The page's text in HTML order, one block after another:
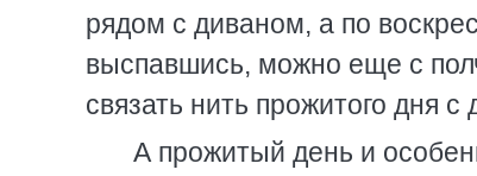
рядом с диваном, а по
выспавшись, можно еще с
связать нить прожитого дня
А прожитый день и